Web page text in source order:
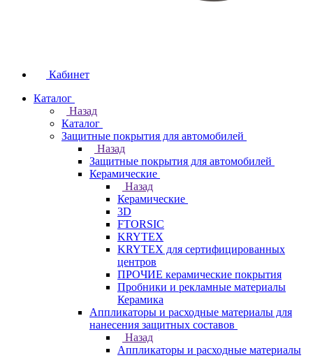
Кабинет
Каталог
Назад
Каталог
Защитные покрытия для автомобилей
Назад
Защитные покрытия для автомобилей
Керамические
Назад
Керамические
3D
FTORSIC
KRYTEX
KRYTEX для сертифицированных
центров
ПРОЧИЕ керамические покрытия
Пробники и рекламные материалы
Керамика
Аппликаторы и расходные материалы для
нанесения защитных составов
Назад
Аппликаторы и расходные материалы